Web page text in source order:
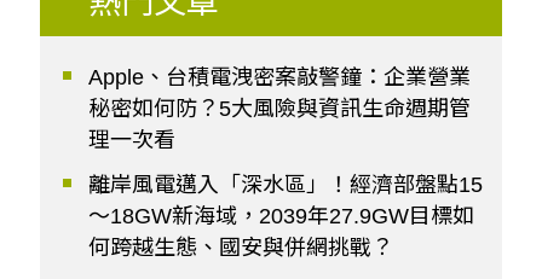
Apple、台積電洩密案敲警鐘：企業營業
秘密如何防？5大風險與資訊生命週期管
理一次看
離岸風電邁入「深水區」！經濟部盤點15
～18GW新海域，2039年27.9GW目標如
何跨越生態、國安與併網挑戰？